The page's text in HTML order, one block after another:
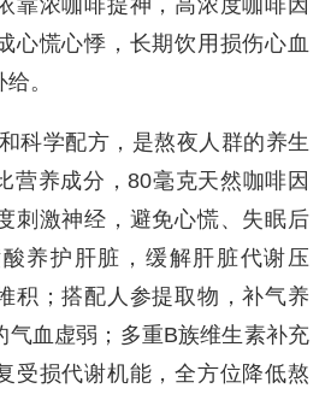
靠浓咖啡提神，高浓度咖啡因
心慌心悸，长期饮用损伤心血
。
科学配方，是熬夜人群的养生
营养成分，80毫克天然咖啡因
刺激神经，避免心慌、失眠后
养护肝脏，缓解肝脏代谢压
积；搭配人参提取物，补气养
气血虚弱；多重B族维生素补充
受损代谢机能，全方位降低熬